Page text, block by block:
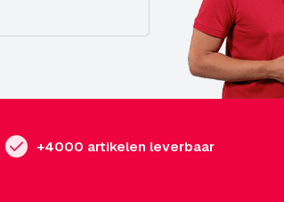
+4000 artikelen leverbaar